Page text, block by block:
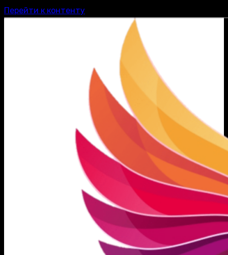
Перейти к контенту